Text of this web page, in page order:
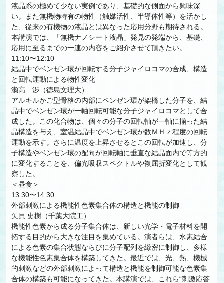
液晶系の極めて少ない実例であり、基礎的な側面から興味深
い。また無機物特有の物性（触媒活性、半導体性等）を活かし
た、従来の有機物の液晶とは異なった応用分野も期待される。
本講演では、「無機ナノシート液晶」発見の発端から、基礎、
応用に至るまでの一連の内容をご紹介させて頂きたい。
11:10〜12:10
結晶中でベンゼン環が回転する分子ジャイロコマの合成、構造
と回転運動による物性変化
瀬高 渉（徳島文理大）
アルキルかご型骨格の内部にベンゼン環が架橋した分子を、結
晶中でベンゼン環が一軸回転可能な分子ジャイロコマとして合
成した。この化合物は、個々の分子の回転軸が一軸に揃った結
晶構造を与え、室温結晶中でベンゼン環が数ＭＨｚ程度の回転
運動を示す。さらに温度を上昇させるとこの回転が加速し、分
子構造やベンゼン環の配向が回転軸に垂直な結晶面内で等方的
に変化することを、偏光吸収スペクトルや複屈折変化として観
察した。
＜昼食＞
13:30〜14:30
外部刺激による機能性色素集合体の構造と機能の制御
矢貝 史樹（千葉大院工）
機能性色素から成る分子集合体は、新しい光学・電子材料を開
拓する目的から大きな注目を集めている。演者らは、水素結合
による色素の集合状態ならびに分子配列を緻密に制御し、多様
な機能性色素集合体を構築してきた。最近では、光、熱、機械
的刺激などの外部刺激によって構造と機能を制御可能な色素集
合体の構築も可能になってきた。本講演では、これら“刺激応答